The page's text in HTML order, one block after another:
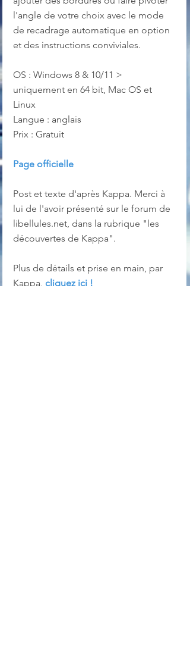
l'angle de votre choix avec le mode
de recadrage automatique en option
et des instructions conviviales.
OS : Windows 8 & 10/11 >
uniquement en 64 bit, Mac OS et
Linux
Langue : anglais
Prix : Gratuit
Page officielle
Post et texte d'après Kappa. Merci à
lui de l'avoir présenté sur le forum de
libellules.net, dans la rubrique "les
découvertes de Kappa".
Plus de détails et prise en main, par
Kappa, cliquez ici !